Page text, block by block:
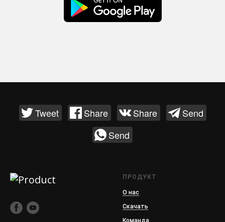
Tweet Share Share
Send
Send
ПРОДУКТ
О нас
Скачать
Команда